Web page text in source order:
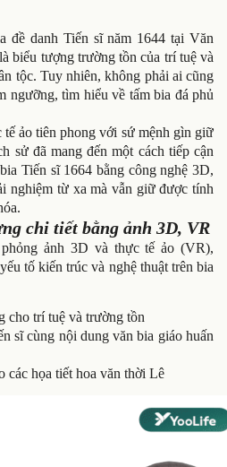
đề danh Tiến sĩ năm 1644 tại Văn
biểu tượng trường tồn của trí tuệ và
tộc. Tuy nhiên, không phải ai cũng
ngưỡng, tìm hiểu về tấm bia đá phủ
ảo tiên phong với sứ mệnh gìn giữ
sử đã mang đến một cách tiếp cận
Tiến sĩ 1664 bằng công nghệ 3D,
nghiệm từ xa mà vẫn giữ được tính
chi tiết bằng ảnh 3D, VR
ảnh 3D và thực tế ảo (VR),
tố kiến trúc và nghệ thuật trên bia
cho trí tuệ và trường tồn
sĩ cùng nội dung văn bia giáo huấn
các họa tiết hoa văn thời Lê